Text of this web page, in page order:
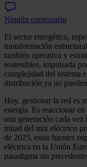
Ningún comentario
El sector energético,
transformación
también operativa y
sostenibles, impulsada
complejidad del sistema
distribución ya no
Hoy, gestionar la red es
energía. Es reaccionar
una generación cada vez
mitad del mix eléctrico
de 2025, estas fuentes
eléctrica en la Unión
paradigma sin